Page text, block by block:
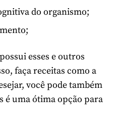
do organismo;
esses e outros
faça receitas como a
você pode também
é uma ótima opção para